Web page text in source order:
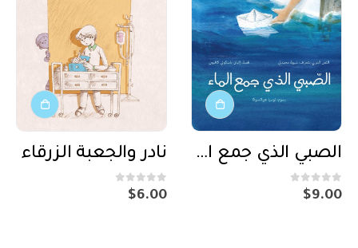
الصبي الذي جمع الماء
0
out of 5
$9.00
نادر والجعبة الزرقاء
0
out of 5
$6.00